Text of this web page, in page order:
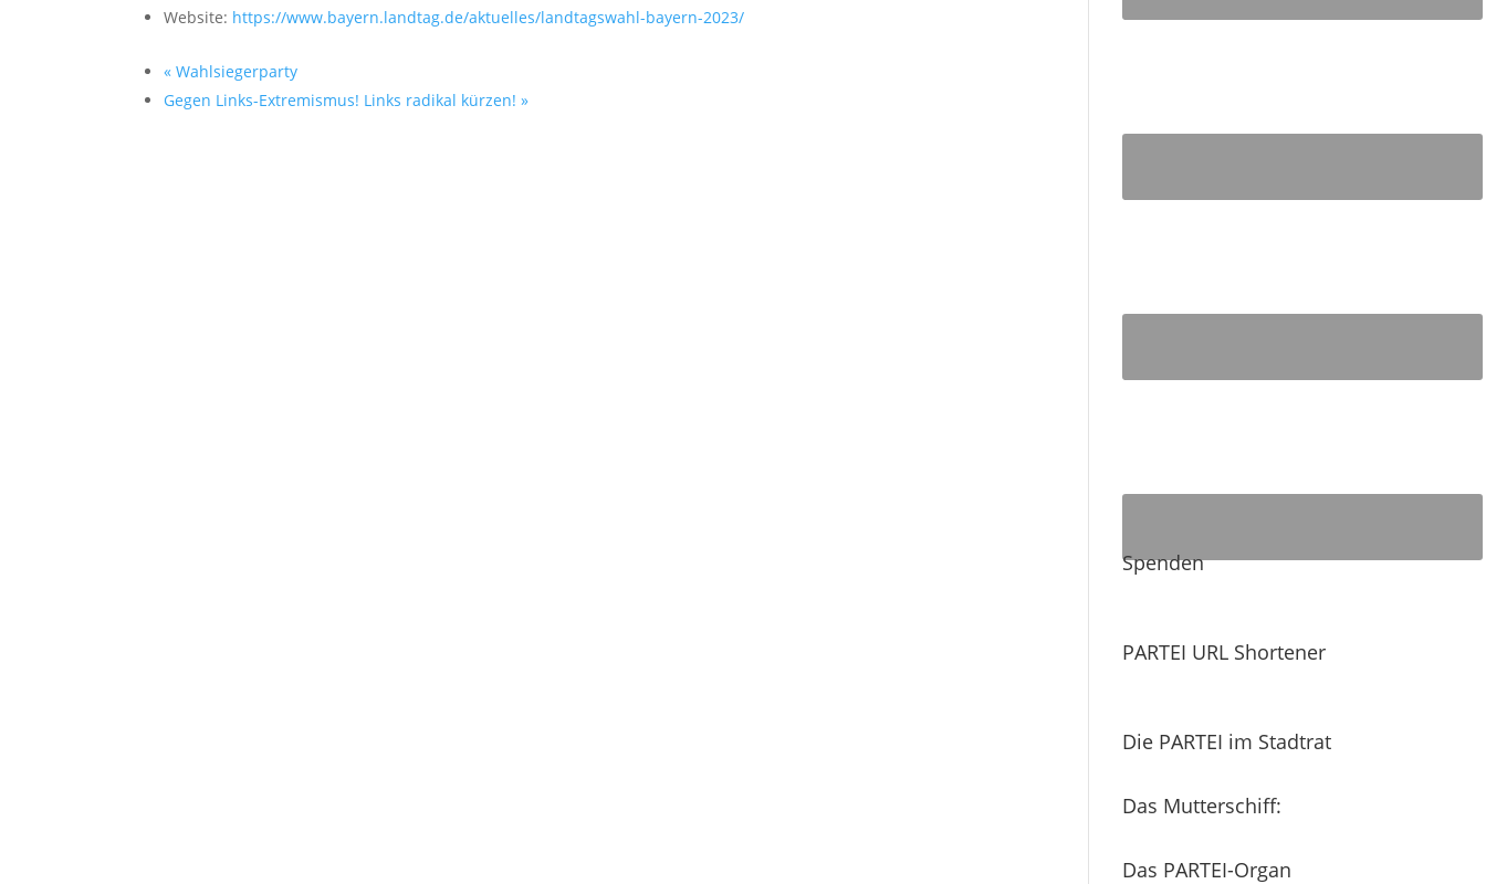
Website: https://www.bayern.landtag.de/aktuelles/landtagswahl-bayern-2023/
« Wahlsiegerparty
Gegen Links-Extremismus! Links radikal kürzen!»
Spenden
PARTEI URL Shortener
Die PARTEI im Stadtrat
Das Mutterschiff:
Das PARTEI-Organ